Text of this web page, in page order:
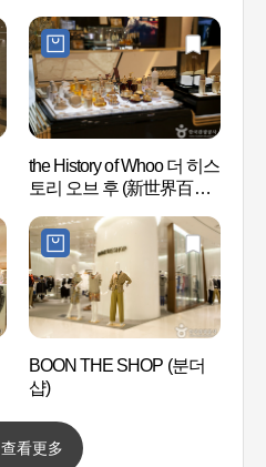
the History of Whoo 더 히스
토리 오브 후 (新世界百货
BOON THE SHOP (분더
샵)
查看更多